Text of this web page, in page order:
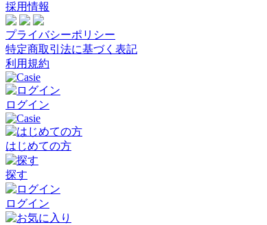
採用情報
プライバシーポリシー
特定商取引法に基づく表記
利用規約
ログイン
はじめての方
探す
ログイン